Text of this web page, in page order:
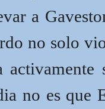
a
no solo
activamente
no es que